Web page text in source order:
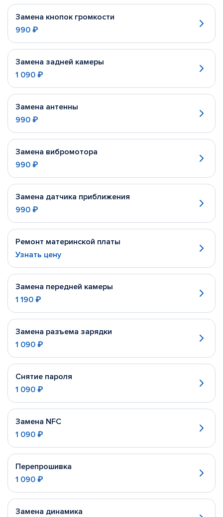
Замена кнопок громкости
990 ₽
Замена задней камеры
1 090 ₽
Замена антенны
990 ₽
Замена вибромотора
990 ₽
Замена датчика приближения
990 ₽
Ремонт материнской платы
Узнать цену
Замена передней камеры
1 190 ₽
Замена разъема зарядки
1 090 ₽
Снятие пароля
1 090 ₽
Замена NFC
1 090 ₽
Перепрошивка
1 090 ₽
Замена динамика